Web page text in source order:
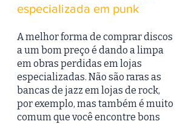
especializada em punk
A melhor forma de comprar discos
a um bom preço é dando a limpa
em obras perdidas em lojas
especializadas. Não são raras as
bancas de jazz em lojas de rock,
por exemplo, mas também é muito
comum que você encontre bons